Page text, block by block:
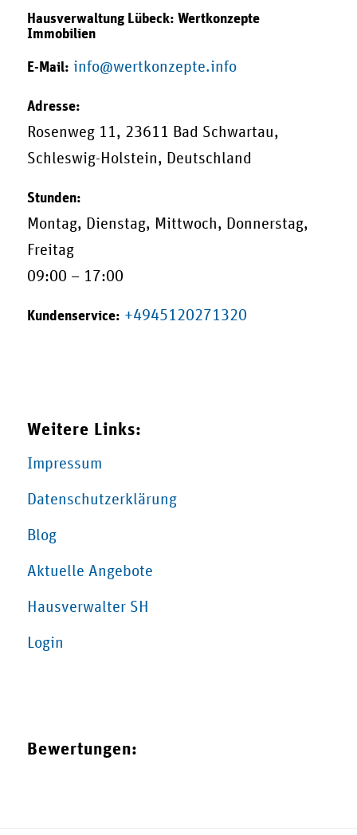
Hausverwaltung Lübeck: Wertkonzepte
Immobilien
E-Mail: info@wertkonzepte.info
Adresse:
Rosenweg 11, 23611 Bad Schwartau,
Schleswig-Holstein, Deutschland
Stunden:
Montag, Dienstag, Mittwoch, Donnerstag,
Freitag
09:00 – 17:00
Kundenservice: +4945120271320
Weitere Links:
Impressum
Datenschutzerklärung
Blog
Aktuelle Angebote
Hausverwalter SH
Login
Bewertungen: